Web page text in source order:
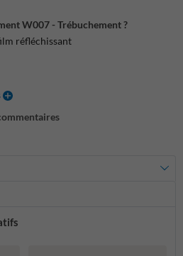
W007 - Trébuchement ?
réfléchissant